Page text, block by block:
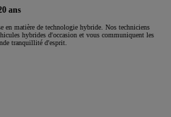
ans
en matière de technologie hybride. Nos techniciens
hybrides d'occasion et vous communiquent les
tranquillité d'esprit.